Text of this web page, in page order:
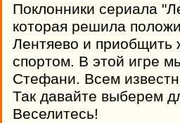
Поклонники сериала
которая решила
Лентяево и приобщить
спортом. В этой игре
Стефани. Всем
Так давайте выберем
Веселитесь!